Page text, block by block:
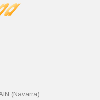
(Navarra)